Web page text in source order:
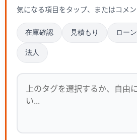
気になる項目をタップ、またはコメ
在庫確認 見積もり ローン
法人